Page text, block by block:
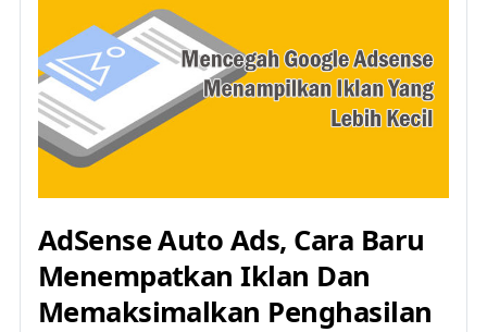
AdSense Auto Ads, Cara Baru
Menempatkan Iklan Dan
Memaksimalkan Penghasilan